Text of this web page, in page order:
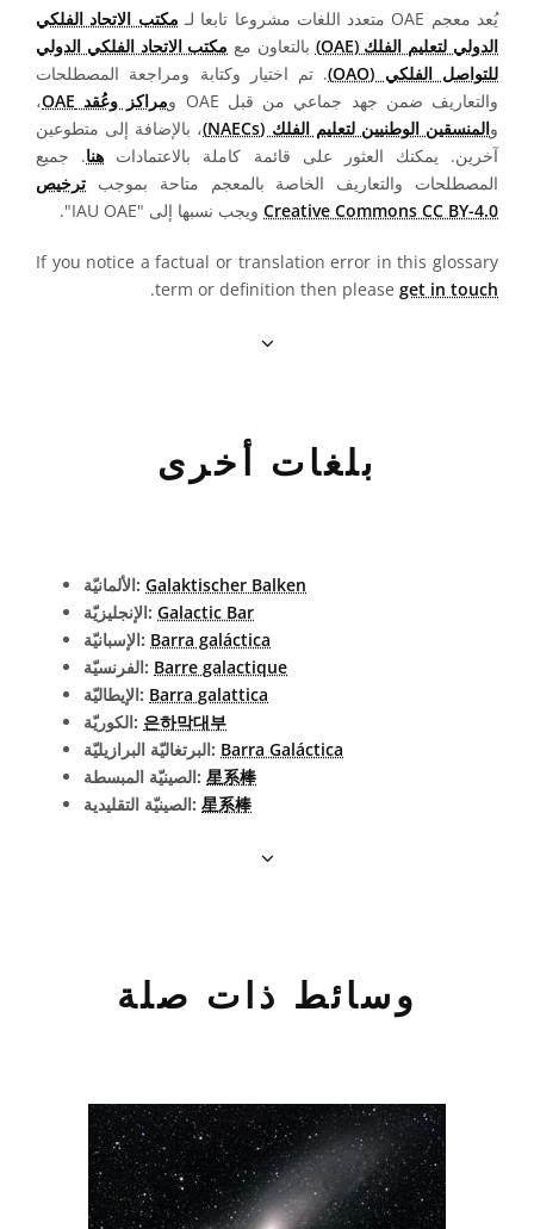
يُعد معجم OAE متعدد اللغات مشروعا تابعا لـ
مكتب الاتحاد الفلكي
الدولي لتعليم الفلك (OAE)
بالتعاون مع مكتب الاتحاد الفلكي الدولي
للتواصل الفلكي (OAO)
. تم اختيار وكتابة ومراجعة المصطلحات
والتعاريف ضمن جهد جماعي من قبل OAE و
مراكز وعُقد OAE
،
والمنسقين الوطنيين لتعليم الفلك (NAECs)
، بالإضافة إلى متطوعين
آخرين. يمكنك العثور على قائمة كاملة بالاعتمادات هنا. جميع
المصطلحات والتعاريف الخاصة بالمعجم متاحة بموجب ترخيص
Creative Commons CC BY-4.0 ويجب نسبها إلى "IAU OAE".
If you notice a factual or translation error in this glossary
term or definition then please get in touch
.
بلغات أخرى
الألمانيّة: Galaktischer Balken
الإنجليزيّة: Galactic Bar
الإسبانيّة: Barra galáctica
الفرنسيّة: Barre galactique
الإيطاليّة: Barra galattica
الكوريّة: 은하막대부
البرتغاليّة البرازيليّة: Barra Galáctica
الصينيّة المبسطة: 星系棒
الصينيّة التقليدية: 星系棒
وسائط ذات صلة